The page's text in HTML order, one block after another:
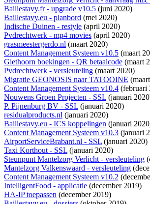
Baillestavy.fr - upgrade v10.5 (juni 2020)
Baillestavy.eu - planbord (mei 2020)
Indische Duinen - restyle (april 2020)
Pvdrechtwerk - mp4 movies (april 2020)
grasmeestergerdo.nl (maart 2020)
Content Management Systeem v10.5 (maart
Giethoorn boekingen - QR betaalcode (maart
Pvdrechtwerk - versleuteling (maart 2020)
Migratie GEONOSIS naar TATOOINE
Content Management Systeem v10.4 (februari
Nouwens Groen Projecten - SSL (januari
P. Pijnenburg BV - SSL (januari 2020)
residualproducts.nl (januari 2020)
Baillestavy.eu - ICS koppelingen (januari
Content Management Systeem v10.3 (januari
AirportServiceBrabant.nl - SSL (januari 2020)
Taxi Korthout - SSL (januari 2020)
Steunpunt Mantelzorg Verlicht - versleuteling
Mantelzorg Valkenswaard - versleuteling
Content Management Systeem v10.2
IntelligentFood - applicatie (december 2019)
HA-IP toepassen (december 2019)